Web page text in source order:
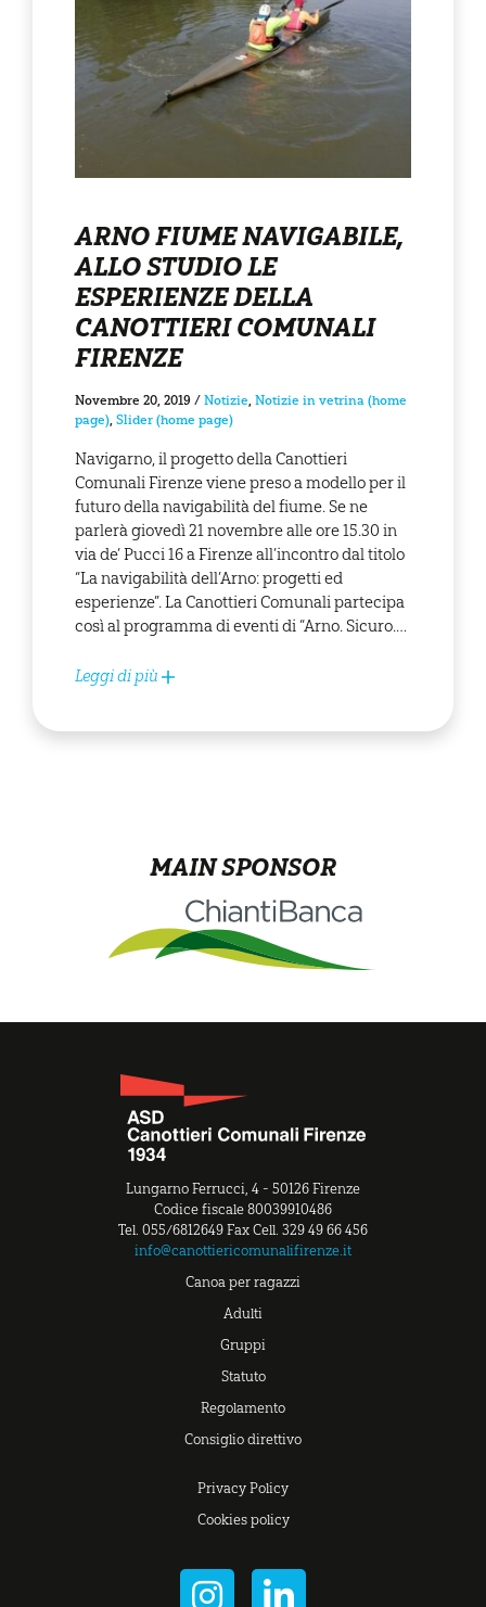
ARNO FIUME NAVIGABILE,
ALLO STUDIO LE
ESPERIENZE DELLA
CANOTTIERI COMUNALI
FIRENZE
Novembre 20, 2019 / Notizie Notizie in vetrina (home
page) Slider (home page)
Navigarno, il progetto della Canottieri
Comunali Firenze viene preso a modello per il
futuro della navigabilità del fiume. Se ne
parlerà giovedì 21 novembre alle ore 15.30 in
via de’ Pucci 16 a Firenze all’incontro dal titolo
“La navigabilità dell’Arno: progetti ed
esperienze”. La Canottieri Comunali partecipa
così al programma di eventi di “Arno. Sicuro.…
Leggi di più
MAIN SPONSOR
Lungarno Ferrucci, 4 - 50126 Firenze
Codice fiscale 80039910486
Tel. 055/6812649 Fax Cell. 329 49 66 456
info@canottiericomunalifirenze.it
Canoa per ragazzi
Adulti
Gruppi
Statuto
Regolamento
Consiglio direttivo
Privacy Policy
Cookies policy